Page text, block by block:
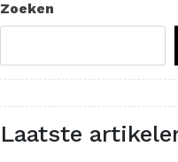
Zoeken
Laatste